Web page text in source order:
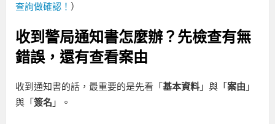
查詢做確認！ ）
收到警局通知書怎麼辦？先檢查有無
錯誤，還有查看案由
收到通知書的話，最重要的是先看「 基本資料 」與「 案由 」
與「 簽名 」。